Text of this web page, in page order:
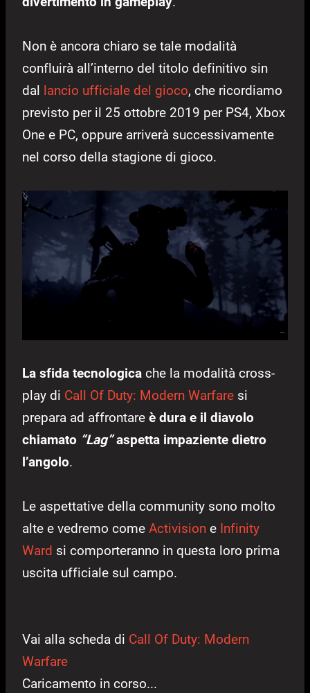
Non è ancora chiaro se tale modalità
confluirà all’interno del titolo definitivo sin
dal lancio ufficiale del gioco, che ricordiamo
previsto per il 25 ottobre 2019 per PS4, Xbox
One e PC, oppure arriverà successivamente
nel corso della stagione di gioco.
La sfida tecnologica che la modalità cross-
play di Call Of Duty: Modern Warfare si
prepara ad affrontare è dura e il diavolo
chiamato “Lag”aspetta impaziente dietro
l’angolo.
Le aspettative della community sono molto
alte e vedremo come Activision e Infinity
Ward si comporteranno in questa loro prima
uscita ufficiale sul campo.
Vai alla scheda di Call Of Duty: Modern
Warfare
Caricamento in corso...